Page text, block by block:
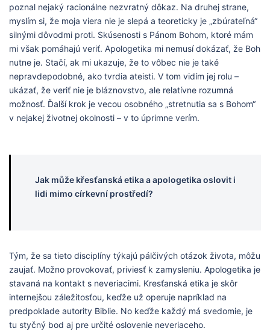
poznal nejaký racionálne nezvratný dôkaz. Na druhej strane,
myslím si, že moja viera nie je slepá a teoreticky je „zbúrateľná“
silnými dôvodmi proti. Skúsenosti s Pánom Bohom, ktoré mám
mi však pomáhajú veriť. Apologetika mi nemusí dokázať, že Boh
nutne je. Stačí, ak mi ukazuje, že to vôbec nie je také
nepravdepodobné, ako tvrdia ateisti. V tom vidím jej rolu –
ukázať, že veriť nie je bláznovstvo, ale relatívne rozumná
možnosť. Ďalší krok je vecou osobného „stretnutia sa s Bohom“
v nejakej životnej okolnosti – v to úprimne verím.
Jak může křesťanská etika a apologetika oslovit i
lidi mimo církevní prostředí?
Tým, že sa tieto disciplíny týkajú pálčivých otázok života, môžu
zaujať. Možno provokovať, priviesť k zamysleniu. Apologetika je
stavaná na kontakt s neveriacimi. Kresťanská etika je skôr
internejšou záležitosťou, keďže už operuje napríklad na
predpoklade autority Biblie. No keďže každý má svedomie, je
tu styčný bod aj pre určité oslovenie neveriaceho.